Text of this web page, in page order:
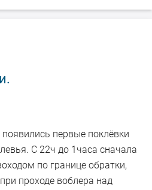
первые поклёвки
С 22ч до 1часа сначала
по границе обратки,
проходе воблера над